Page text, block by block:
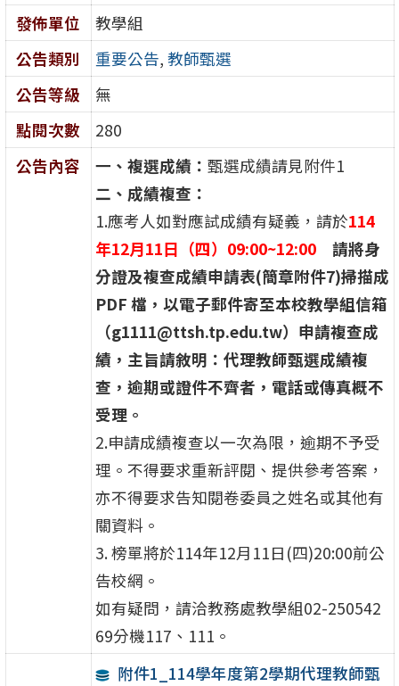
發佈單位
教學組
公告類別
重要公告, 教師甄選
公告等級
無
點閱次數
280
公告內容
一、複選成績： 甄選成績請見附件1
二、成績複查：
1.應考人如對應試成績有疑義，請於114
年12月11日（四）09:00~12:00
請將身
分證及複查成績申請表(簡章附件7)掃描成
PDF 檔，以電子郵件寄至本校教學組信箱
（g1111@ttsh.tp.edu.tw）申請複查成
績，主旨請敘明：代理教師甄選成績複
查，逾期或證件不齊者，電話或傳真概不
受理。
2.申請成績複查以一次為限，逾期不予受
理。不得要求重新評閱、提供參考答案，
亦不得要求告知閱卷委員之姓名或其他有
關資料。
3. 榜單將於114年12月11日(四)20:00前公
告校網。
如有疑問，請洽教務處教學組02-250542
69分機117、111。
附件1_114學年度第2學期代理教師甄